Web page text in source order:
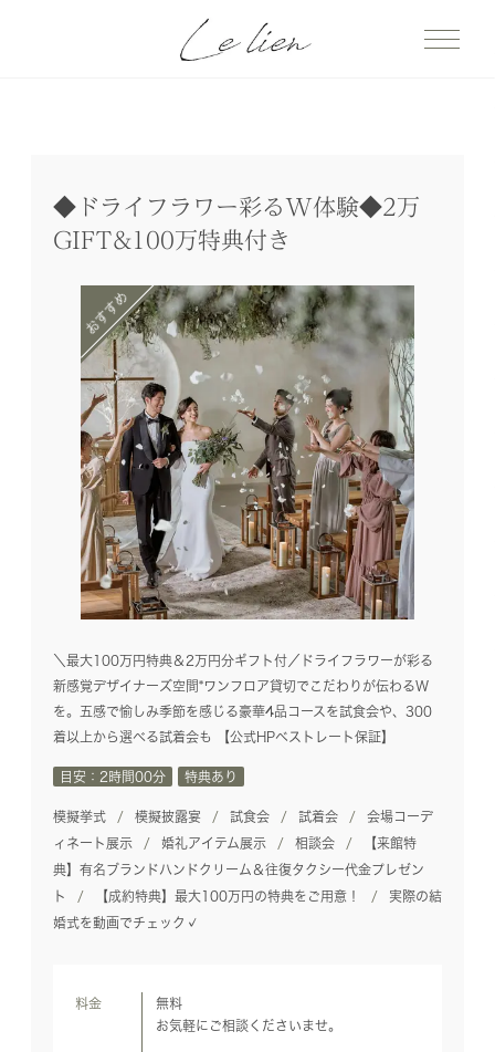
◆ドライフラワー彩るW体験◆2万
GIFT&100万特典付き
＼最大100万円特典＆2万円分ギフト付／ドライフラワーが彩る
新感覚デザイナーズ空間*ワンフロア貸切でこだわりが伝わるW
を。五感で愉しみ季節を感じる豪華4品コースを試食会や、300
着以上から選べる試着会も 【公式HPベストレート保証】
目安：2時間00分 特典あり
模擬挙式 模擬披露宴 試食会 試着会
会場コーデ
ィネート展示
婚礼アイテム展示 相談会
【来館特
典】有名ブランドハンドクリーム＆往復タクシー代金プレゼン
ト
【成約特典】最大100万円の特典をご用意！
実際の結
婚式を動画でチェック✓
料金
無料
お気軽にご相談くださいませ。